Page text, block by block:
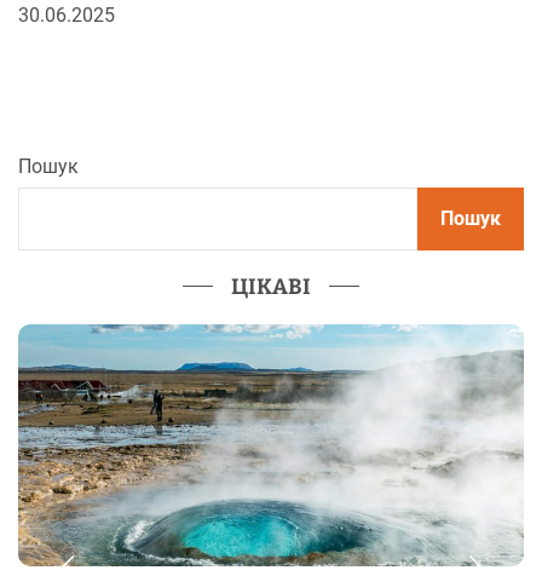
30.06.2025
Пошук
Пошук
ЦІКАВІ